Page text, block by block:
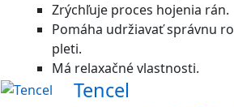
Zrýchľuje proces hojenia rán.
Pomáha udržiavať správnu
pleti.
Má relaxačné vlastnosti.
Tencel